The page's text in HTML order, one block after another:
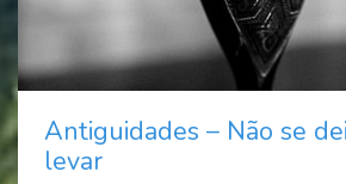
Antiguidades – Não se
levar